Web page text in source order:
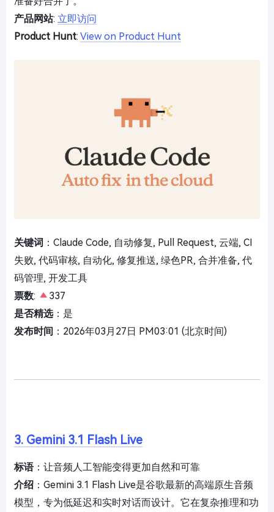
产品网站: 立即访问
Product Hunt: View on Product Hunt
关键词 ：Claude Code, 自动修复, Pull Request, 云端, CI
失败, 代码审核, 自动化, 修复推送, 绿色PR, 合并准备, 代
码管理, 开发工具
票数:
337
是否精选：是
发布时间 ：2026年03月27日 PM03:01 (北京时间)
3. Gemini 3.1 Flash Live
标语：让音频人工智能变得更加自然和可靠
介绍 ：Gemini 3.1 Flash Live是谷歌最新的高端原生音频
模型，专为低延迟和实时对话而设计。它在复杂推理和功